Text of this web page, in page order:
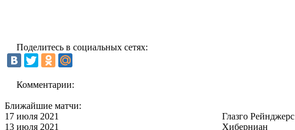
Поделитесь в социальных сетях:
Комментарии:
Ближайшие матчи:
17 июля 2021
Глазго Рейнджерс
13 июля 2021
Хиберниан